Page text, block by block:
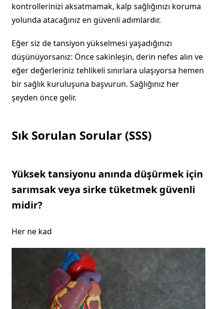
kontrollerinizi aksatmamak, kalp sağlığınızı koruma
yolunda atacağınız en güvenli adımlardır.
Eğer siz de tansiyon yükselmesi yaşadığınızı
düşünüyorsanız: Önce sakinleşin, derin nefes alın ve
eğer değerleriniz tehlikeli sınırlara ulaşıyorsa hemen
bir sağlık kuruluşuna başvurun. Sağlığınız her
şeyden önce gelir.
Sık Sorulan Sorular (SSS)
Yüksek tansiyonu anında düşürmek için
sarımsak veya sirke tüketmek güvenli
midir?
Her ne kad